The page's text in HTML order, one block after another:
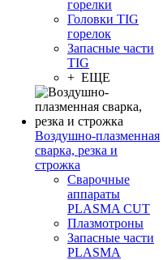
горелки
Головки TIG
горелок
Запасные части
TIG
+ ЕЩЕ
Воздушно-плазменная
сварка, резка и
строжка
Сварочные
аппараты
PLASMA CUT
Плазмотроны
Запасные части
PLASMA